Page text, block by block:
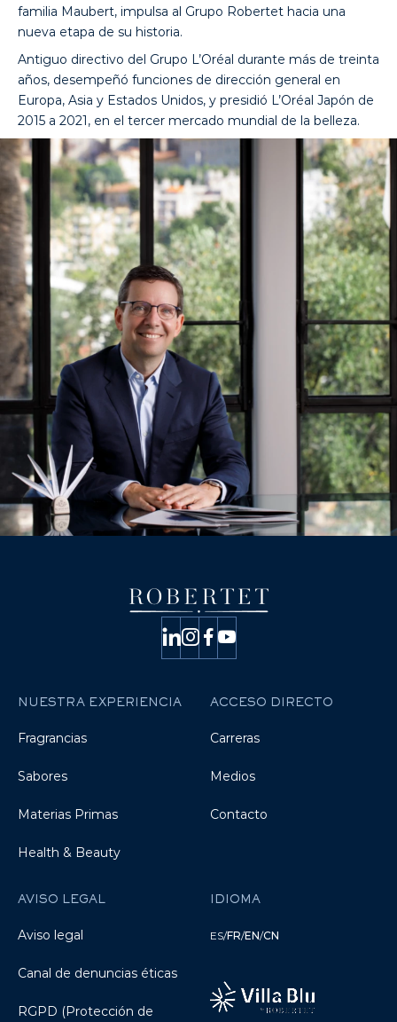
familia Maubert, impulsa al Grupo Robertet hacia una
nueva etapa de su historia.
Antiguo directivo del Grupo L’Oréal durante más de treinta
años, desempeñó funciones de dirección general en
Europa, Asia y Estados Unidos, y presidió L’Oréal Japón de
2015 a 2021, en el tercer mercado mundial de la belleza.
NUESTRA EXPERIENCIA
Fragrancias
Sabores
Materias Primas
Health & Beauty
ACCESO DIRECTO
Carreras
Medios
Contacto
AVISO LEGAL
Aviso legal
Canal de denuncias éticas
RGPD (Protección de
IDIOMA
/FR/EN
ES /CN